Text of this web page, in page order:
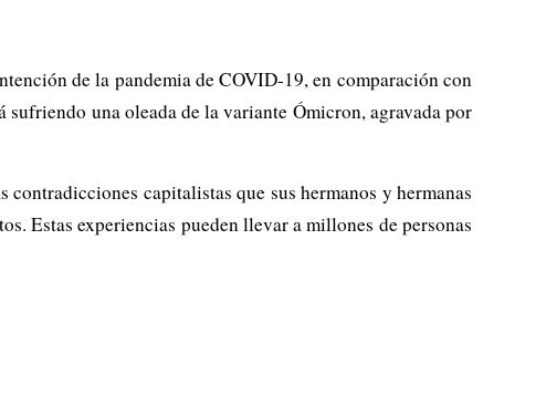
de la pandemia de COVID-19, en comparación con
una oleada de la variante Ómicron, agravada por
capitalistas que sus hermanos y hermanas
Estas experiencias pueden llevar a millones de personas